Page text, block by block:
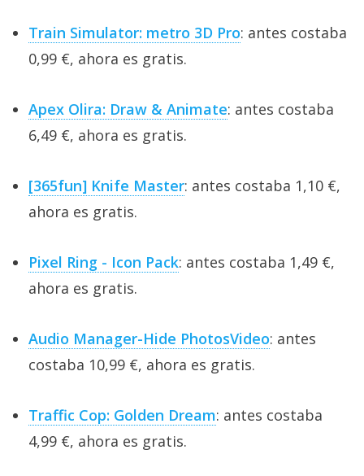
Train Simulator: metro 3D Pro: antes costaba
0,99 €, ahora es gratis.
Apex Olira: Draw & Animate: antes costaba
6,49 €, ahora es gratis.
[365fun] Knife Master: antes costaba 1,10 €,
ahora es gratis.
Pixel Ring - Icon Pack: antes costaba 1,49 €,
ahora es gratis.
Audio Manager-Hide PhotosVideo: antes
costaba 10,99 €, ahora es gratis.
Traffic Cop: Golden Dream: antes costaba
4,99 €, ahora es gratis.